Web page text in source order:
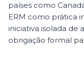
países como
ERM como prática
iniciativa isolada de
obrigação formal